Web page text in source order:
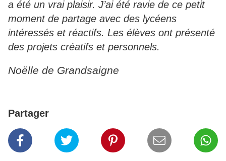
a été un vrai plaisir. J’ai été ravie de ce petit
moment de partage avec des lycéens
intéressés et réactifs. Les élèves ont présenté
des projets créatifs et personnels.
Noëlle de Grandsaigne
Partager